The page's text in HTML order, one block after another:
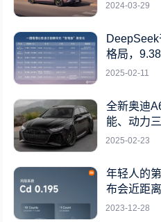
2024-03-29
格局，
2025-02-11
全新奥迪
能、动力
2025-02-23
年轻人的
布会近距
2023-12-28